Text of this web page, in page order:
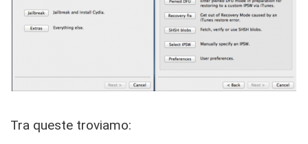
Tra queste troviamo: